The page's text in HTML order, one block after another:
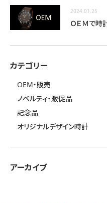
2024.01.25
カテゴリー
OEM・販売
ノベルティ・販促品
記念品
オリジナルデザイン時計
アーカイブ